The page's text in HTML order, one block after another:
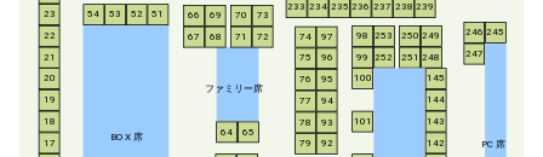
BO X 席
ファミリー席
PC 席
17
18
19
20
21
22
23 51
52
53
54
64 65
66
67
68
69
70
71
72
73
74
75
76
77
78
79
92
93
94
95
96
97
98
99
100
101
142
143
144
145
233 234 235 236 237 238 239
245
246
247
248
249
250
251
252
253